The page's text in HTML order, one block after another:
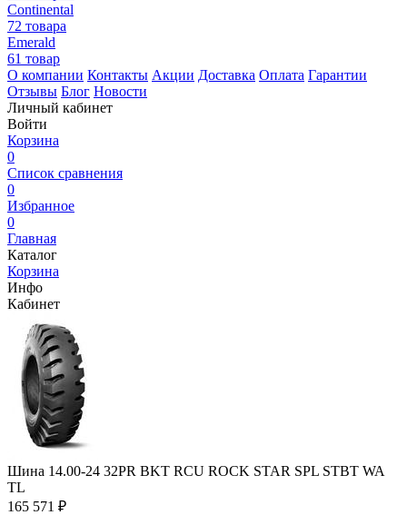
Continental
72 товара
Emerald
61 товар
О компании Контакты Акции Доставка Оплата Гарантии
Отзывы Блог Новости
Личный кабинет
Войти
Корзина
0
Список сравнения
0
Избранное
0
Главная
Каталог
Корзина
Инфо
Кабинет
Шина 14.00-24 32PR BKT RCU ROCK STAR SPL STBT WA
TL
165 571 ₽